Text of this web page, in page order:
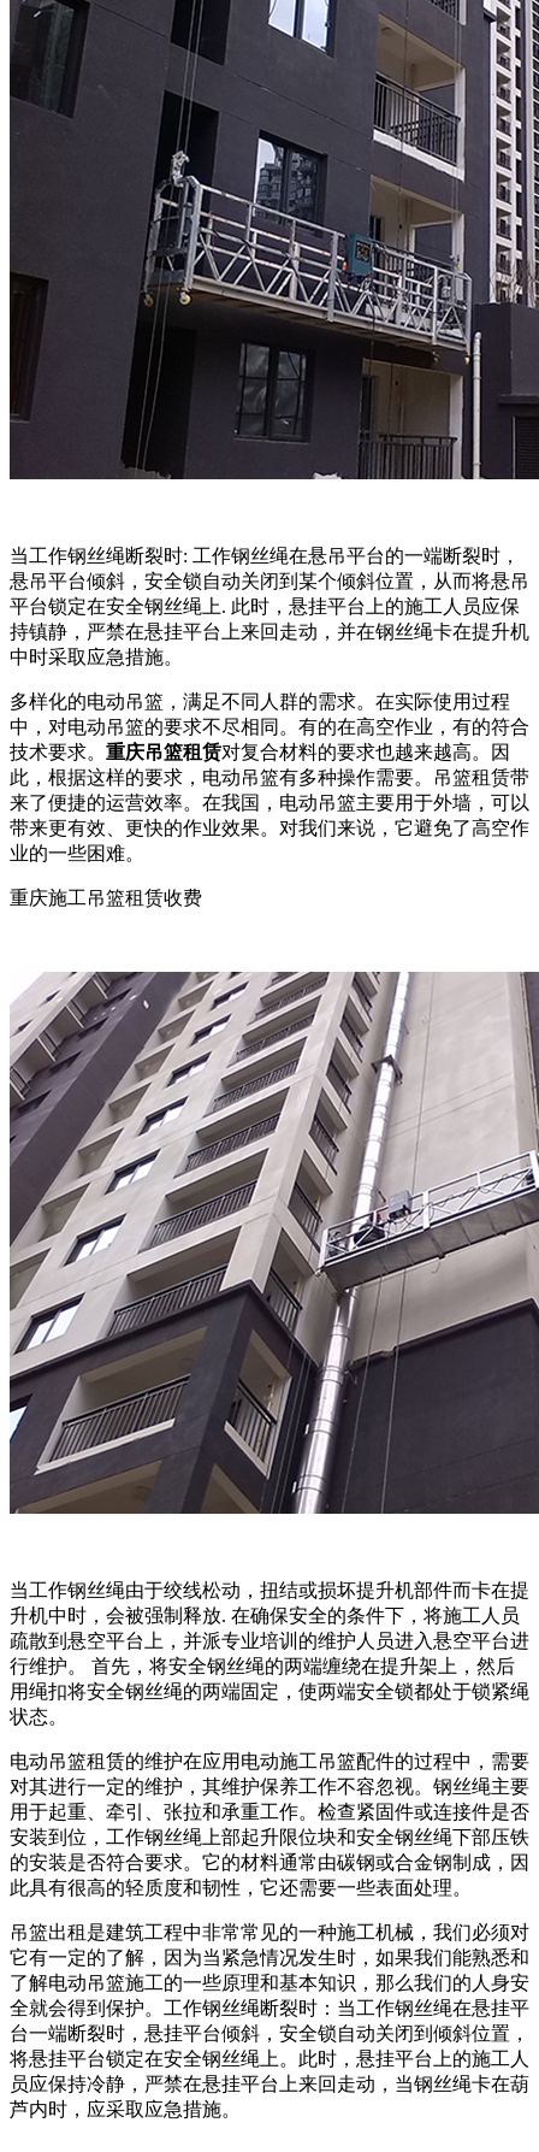
当工作钢丝绳断裂时: 工作钢丝绳在悬吊平台的一端断裂时，
悬吊平台倾斜，安全锁自动关闭到某个倾斜位置，从而将悬吊
平台锁定在安全钢丝绳上. 此时，悬挂平台上的施工人员应保
持镇静，严禁在悬挂平台上来回走动，并在钢丝绳卡在提升机
中时采取应急措施。
多样化的电动吊篮，满足不同人群的需求。在实际使用过程
中，对电动吊篮的要求不尽相同。有的在高空作业，有的符合
技术要求。 重庆吊篮租赁对复合材料的要求也越来越高。因
此，根据这样的要求，电动吊篮有多种操作需要。吊篮租赁带
来了便捷的运营效率。在我国，电动吊篮主要用于外墙，可以
带来更有效、更快的作业效果。对我们来说，它避免了高空作
业的一些困难。
重庆施工吊篮租赁收费
当工作钢丝绳由于绞线松动，扭结或损坏提升机部件而卡在提
升机中时，会被强制释放. 在确保安全的条件下，将施工人员
疏散到悬空平台上，并派专业培训的维护人员进入悬空平台进
行维护。 首先，将安全钢丝绳的两端缠绕在提升架上，然后
用绳扣将安全钢丝绳的两端固定，使两端安全锁都处于锁紧绳
状态。
电动吊篮租赁的维护在应用电动施工吊篮配件的过程中，需要
对其进行一定的维护，其维护保养工作不容忽视。钢丝绳主要
用于起重、牵引、张拉和承重工作。检查紧固件或连接件是否
安装到位，工作钢丝绳上部起升限位块和安全钢丝绳下部压铁
的安装是否符合要求。它的材料通常由碳钢或合金钢制成，因
此具有很高的轻质度和韧性，它还需要一些表面处理。
吊篮出租是建筑工程中非常常见的一种施工机械，我们必须对
它有一定的了解，因为当紧急情况发生时，如果我们能熟悉和
了解电动吊篮施工的一些原理和基本知识，那么我们的人身安
全就会得到保护。工作钢丝绳断裂时：当工作钢丝绳在悬挂平
台一端断裂时，悬挂平台倾斜，安全锁自动关闭到倾斜位置，
将悬挂平台锁定在安全钢丝绳上。此时，悬挂平台上的施工人
员应保持冷静，严禁在悬挂平台上来回走动，当钢丝绳卡在葫
芦内时，应采取应急措施。